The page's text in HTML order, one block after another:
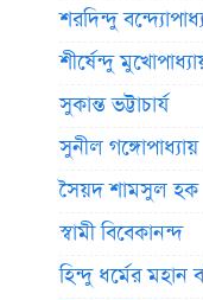
শরদিন্দু
শীর্ষেন্দু
সুকান্ত ভট্টাচার্য
সুনীল গঙ্গোপাধ্যায়
সৈয়দ শামসুল হক
স্বামী বিবেকানন্দ
হিন্দু ধর্মের মহান